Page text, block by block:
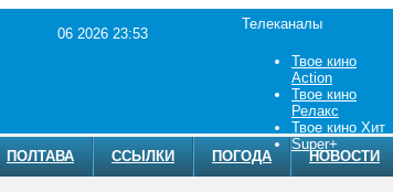
06 2026 23:53
Телеканалы
Твое кино
Action
Твое кино
Релакс
Твое кино Хит
Super+
ПОЛТАВА ССЫЛКИ ПОГОДА НОВОСТИ